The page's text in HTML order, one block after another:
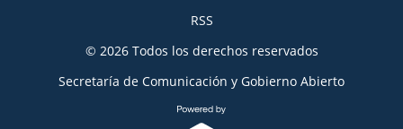
RSS
© 2026 Todos los derechos reservados
Secretaría de Comunicación y Gobierno Abierto